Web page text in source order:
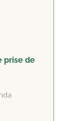
prise de